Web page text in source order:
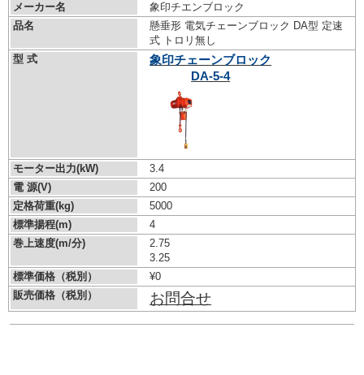
メーカー名
象印チエンブロック
品名
懸垂形 電気チェーンブロック DA型 定速
式 トロリ無し
型 式
象印チェーンブロック
DA-5-4
モーター出力(kW)
3.4
電 源(V)
200
定格荷重(kg)
5000
標準揚程(m)
4
巻上速度(m/分)
2.75
3.25
標準価格（税別）
¥0
販売価格（税別）
お問合せ